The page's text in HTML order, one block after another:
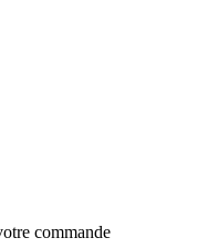
commande